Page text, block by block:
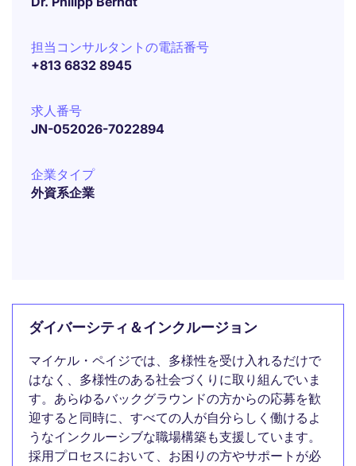
担当コンサルタントの電話番号
+813 6832 8945
求人番号
JN-052026-7022894
企業タイプ
外資系企業
ダイバーシティ＆インクルージョン
マイケル・ペイジでは、多様性を受け入れるだけで
はなく、多様性のある社会づくりに取り組んでいま
す。あらゆるバックグラウンドの方からの応募を歓
迎すると同時に、すべての人が自分らしく働けるよ
うなインクルーシブな職場構築も支援しています。
採用プロセスにおいて、お困りの方やサポートが必